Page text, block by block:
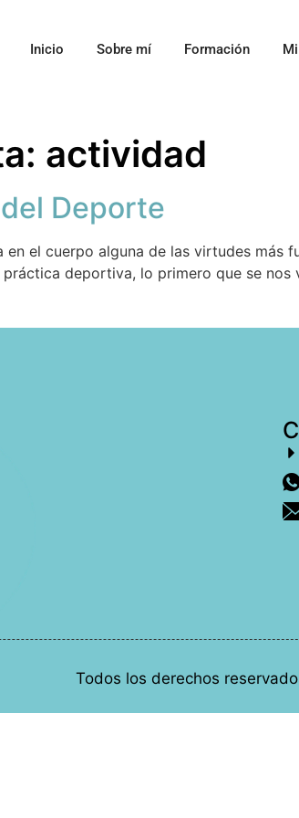
Inicio Sobre mí Formación
actividad
Deporte
en el cuerpo alguna de las virtudes más
práctica deportiva, lo primero que se
Todos los derechos